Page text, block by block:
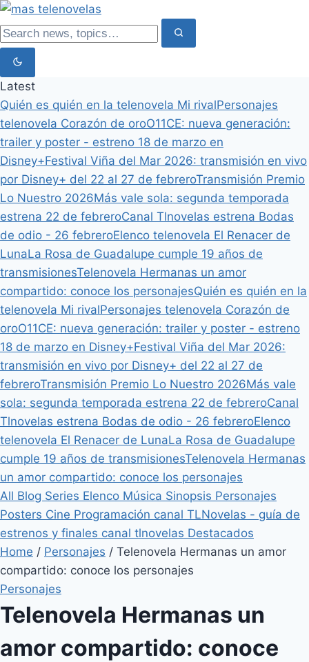
Latest
Quién es quién en la telenovela Mi rivalPersonajes
telenovela Corazón de oroO11CE: nueva generación:
trailer y poster - estreno 18 de marzo en
Disney+Festival Viña del Mar 2026: transmisión en vivo
por Disney+ del 22 al 27 de febreroTransmisión Premio
Lo Nuestro 2026Más vale sola: segunda temporada
estrena 22 de febreroCanal Tlnovelas estrena Bodas
de odio - 26 febreroElenco telenovela El Renacer de
LunaLa Rosa de Guadalupe cumple 19 años de
transmisionesTelenovela Hermanas un amor
compartido: conoce los personajesQuién es quién en la
telenovela Mi rivalPersonajes telenovela Corazón de
oroO11CE: nueva generación: trailer y poster - estreno
18 de marzo en Disney+Festival Viña del Mar 2026:
transmisión en vivo por Disney+ del 22 al 27 de
febreroTransmisión Premio Lo Nuestro 2026Más vale
sola: segunda temporada estrena 22 de febreroCanal
Tlnovelas estrena Bodas de odio - 26 febreroElenco
telenovela El Renacer de LunaLa Rosa de Guadalupe
cumple 19 años de transmisionesTelenovela Hermanas
un amor compartido: conoce los personajes
All Blog Series Elenco Música Sinopsis Personajes
Posters Cine Programación canal TLNovelas - guía de
estrenos y finales canal tlnovelas Destacados
Home / Personajes / Telenovela Hermanas un amor
compartido: conoce los personajes
Personajes
Telenovela Hermanas un
amor compartido: conoce